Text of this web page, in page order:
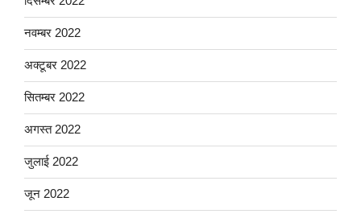
नवम्बर 2022
अक्टूबर 2022
सितम्बर 2022
अगस्त 2022
जुलाई 2022
जून 2022